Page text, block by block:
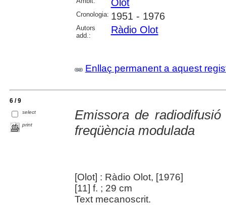
Olot
Cronologia: 1951 - 1976
Autors
add.:
Ràdio Olot
Enllaç permanent a aquest
6 / 9
select
print
Emissora de
freqüència modulada
[Olot] : Ràdio Olot, [1976]
[11] f. ; 29 cm
Text mecanoscrit.